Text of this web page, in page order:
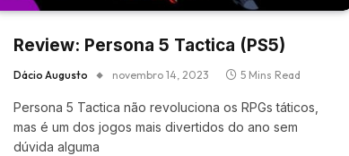
Review: Persona 5 Tactica (PS5)
Dácio Augusto novembro 14, 2023 5 Mins Read
Persona 5 Tactica não revoluciona os RPGs táticos,
mas é um dos jogos mais divertidos do ano sem
dúvida alguma